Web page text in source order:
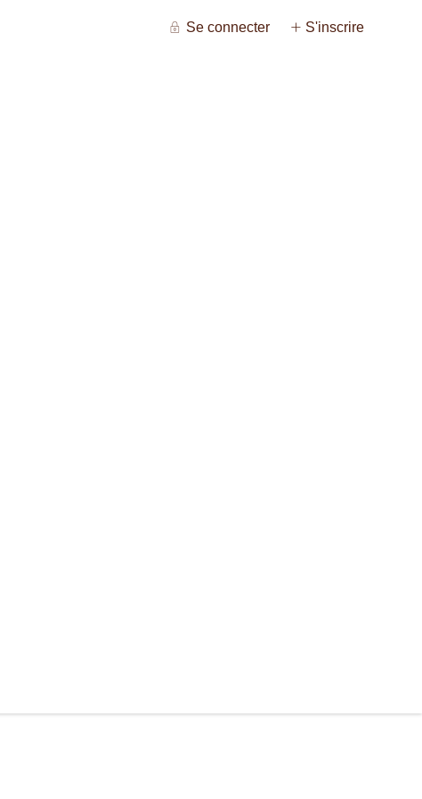
Se connecter S'inscrire